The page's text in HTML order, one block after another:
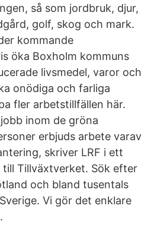
så som jordbruk, djur,
golf, skog och mark.
kommande
öka Boxholm kommuns
livsmedel, varor och
onödiga och farliga
fler arbetstillfällen här.
inom de gröna
erbjuds arbete varav
skriver LRF i ett
Tillväxtverket. Sök efter
och bland tusentals
Vi gör det enklare